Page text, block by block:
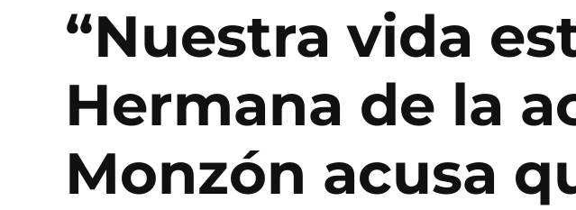
“Nuestra vida
Hermana de la
Monzón acusa